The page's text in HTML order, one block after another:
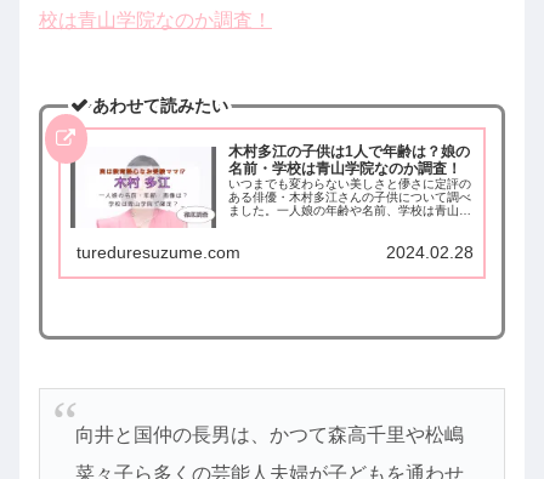
校は青山学院なのか調査！
あわせて読みたい
木村多江の子供は1人で年齢は？娘の
名前・学校は青山学院なのか調査！
いつまでも変わらない美しさと儚さに定評の
ある俳優・木村多江さんの子供について調べ
ました。一人娘の年齢や名前、学校は青山学
tureduresuzume.com 2024.02.28
向井と国仲の長男は、かつて森高千里や松嶋
菜々子ら多くの芸能人夫婦が子どもを通わせ